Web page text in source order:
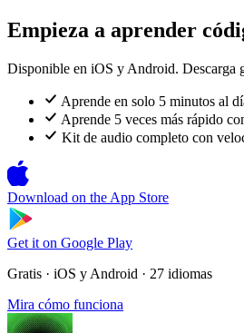
Empieza a aprender
Disponible en iOS y Android. Descarga
Aprende en solo 5 minutos al
Aprende 5 veces más rápido
Kit de audio completo con
Download on the App Store
Get it on Google Play
Gratis · iOS y Android · 27 idiomas
Mira cómo funciona